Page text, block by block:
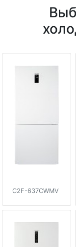
C2F-637CWMV